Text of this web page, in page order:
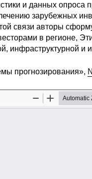
и данных опроса
зарубежных
связи авторы
в регионе,
инфраструктурной
прогнозирования»,